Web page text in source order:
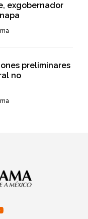
exgobernador
preliminares
no